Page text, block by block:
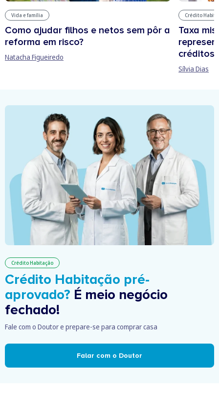
Vida e família
Como ajudar filhos e netos sem pôr a
reforma em risco?
Natacha Figueiredo
Crédito
Taxa
créditos
Sílvia Dias
Crédito Habitação
Crédito Habitação pré-
aprovado? É meio negócio
fechado!
Fale com o Doutor e prepare-se para comprar casa
Falar com o Doutor